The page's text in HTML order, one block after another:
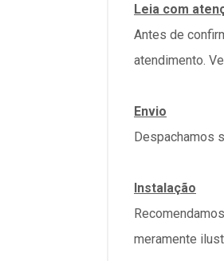
Leia com
Antes de
atendimento.
Envio
Despachamos
Instalação
meramente